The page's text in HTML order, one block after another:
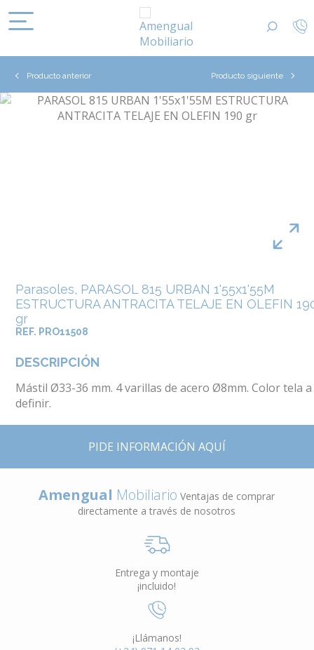
Producto anterior Producto siguiente
Parasoles, PARASOL 815 URBAN 1'55x1'55M
ESTRUCTURA ANTRACITA TELAJE EN OLEFIN
gr
REF. PRO11508
DESCRIPCIÓN
Mástil Ø33-36 mm. 4 varillas de acero Ø8mm. Color tela a
definir.
PIDE INFORMACIÓN AQUÍ
Amengual Mobiliario Ventajas de comprar
directamente a través de nosotros
Entrega y montaje
¡incluido!
¡Llámanos!